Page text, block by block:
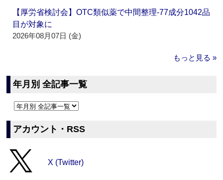
【厚労省検討会】OTC類似薬で中間整理‐77成分1042品
目が対象に
2026年08月07日 (金)
もっと見る »
年月別 全記事一覧
アカウント・RSS
X (Twitter)